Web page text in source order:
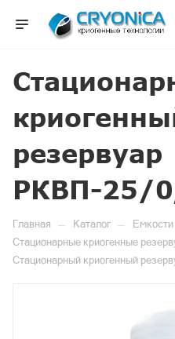
резервуар
РКВП-25/
Главная — Каталог —
Стационарные криогенные
Стационарный криогенный